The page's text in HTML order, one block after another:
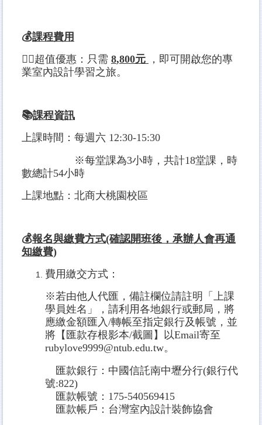
💰課程費用
✌🏻超值優惠：只需 8,800元
，即可開啟您的專
業室內設計學習之旅。
📚課程資訊
上課時間：每週六 12:30-15:30
※每堂課為3小時，共計18堂課，時
數總計54小時
上課地點：北商大桃園校區
💰報名與繳費方式(確認開班後，承辦人會再通
知繳費)
費用繳交方式：
※若由他人代匯，備註欄位請註明「上課
學員姓名」，請利用各地銀行或郵局，將
應繳金額匯入/轉帳至指定銀行及帳號，並
將【匯款存根影本/截圖】以Email寄至
rubylove9999@ntub.edu.tw。
匯款銀行：中國信託南中壢分行(銀行代
號:822)
匯款帳號：175-540569415
匯款帳戶：台灣室內設計裝飾協會